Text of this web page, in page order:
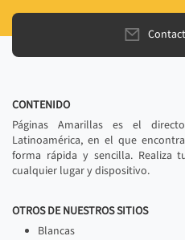
CONTENIDO
Páginas Amarillas es el
Latinoamérica, en el que
forma rápida y sencilla. Realiza
cualquier lugar y dispositivo.
OTROS DE NUESTROS SITIOS
Blancas